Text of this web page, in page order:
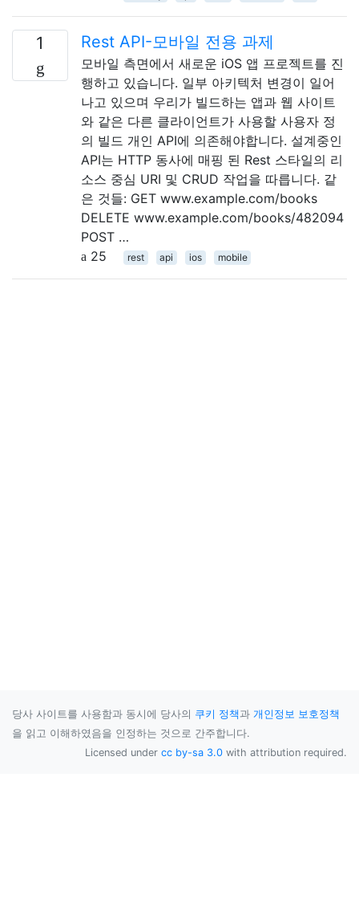
1 Rest API-모바일 전용 과제
모바일 측면에서 새로운 iOS 앱 프로젝트를 진
행하고 있습니다. 일부 아키텍처 변경이 일어
나고 있으며 우리가 빌드하는 앱과 웹 사이트
와 같은 다른 클라이언트가 사용할 사용자 정
의 빌드 개인 API에 의존해야합니다. 설계중인
API는 HTTP 동사에 매핑 된 Rest 스타일의 리
소스 중심 URI 및 CRUD 작업을 따릅니다. 같
은 것들: GET www.example.com/books
DELETE www.example.com/books/482094
POST …
25
rest api ios mobile
당사 사이트를 사용함과 동시에 당사의 쿠키 정책과 개인정보 보호정책
을 읽고 이해하였음을 인정하는 것으로 간주합니다.
Licensed under cc by-sa 3.0 with attribution required.